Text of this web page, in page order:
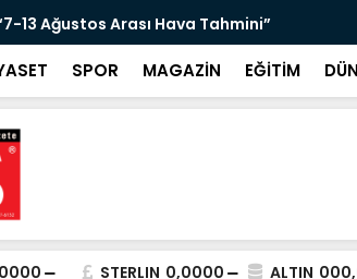
13 Ağustos Arası Hava Tahmini”
SPOR MAGAZİN EĞİTİM
STERLIN 0,0000 ALTIN